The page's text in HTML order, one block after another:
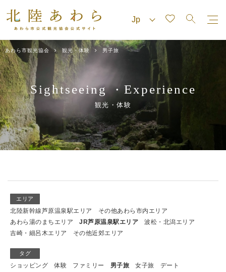
あわら市観光協会 観光・体験 男子旅
Sightseeing・ Experience
観光・体験
エリア
北陸新幹線芦原温泉駅エリア
その他あわら市内エリア
あわら湯のまちエリア
JR芦原温泉駅エリア
波松・北潟エリア
吉崎・細呂木エリア
その他近郊エリア
タグ
ショッピング 体験 ファミリー 男子旅 女子旅
デート